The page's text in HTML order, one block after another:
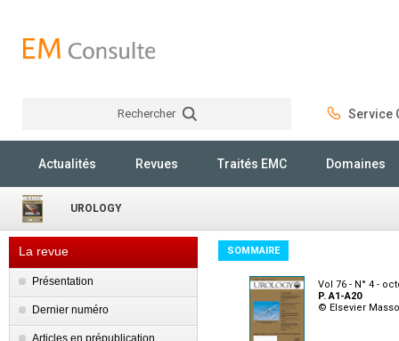
Rechercher Service
Actualités Revues Traités EMC Domaines
UROLOGY
La revue
Présentation
Dernier numéro
Articles en prépublication
SOMMAIRE
Vol 76 - N° 4 -
P. A1-A20
© Elsevier